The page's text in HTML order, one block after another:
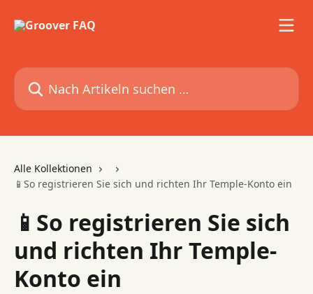
Nach Artikeln suchen …
Alle Kollektionen
📱So registrieren Sie sich und richten Ihr Temple-Konto ein
📱So registrieren Sie sich
und richten Ihr Temple-
Konto ein